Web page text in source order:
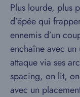
Plus lourde, plus
d’épée qui
ennemis d’un
enchaîne avec
attaque via ses
spacing, on lit,
avec un